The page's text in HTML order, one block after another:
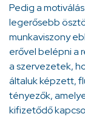
Pedig a
legerősebb
munkaviszony
erővel belépni a
a szervezetek,
általuk képzett,
tényezők,
kifizetődő